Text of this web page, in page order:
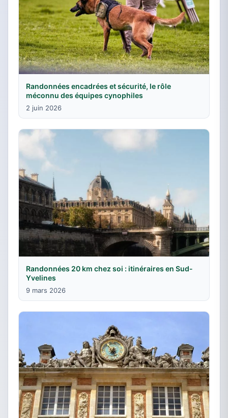
Randonnées encadrées et sécurité, le rôle
méconnu des équipes cynophiles
2 juin 2026
Randonnées 20 km chez soi : itinéraires en Sud-
Yvelines
9 mars 2026